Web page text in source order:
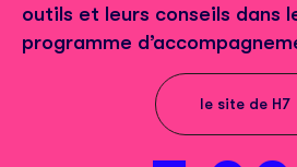
outils et leurs conseils dans
programme
le site de H7